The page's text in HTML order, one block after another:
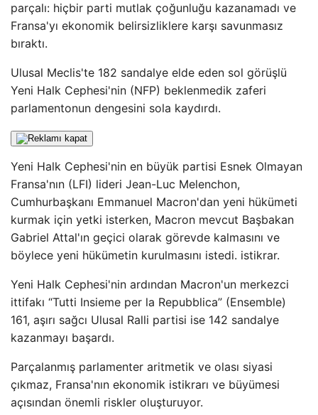
parçalı: hiçbir parti mutlak çoğunluğu kazanamadı ve
Fransa'yı ekonomik belirsizliklere karşı savunmasız
bıraktı.
Ulusal Meclis'te 182 sandalye elde eden sol görüşlü
Yeni Halk Cephesi'nin (NFP) beklenmedik zaferi
parlamentonun dengesini sola kaydırdı.
Yeni Halk Cephesi'nin en büyük partisi Esnek Olmayan
Fransa'nın (LFI) lideri Jean-Luc Melenchon,
Cumhurbaşkanı Emmanuel Macron'dan yeni hükümeti
kurmak için yetki isterken, Macron mevcut Başbakan
Gabriel Attal'ın geçici olarak görevde kalmasını ve
böylece yeni hükümetin kurulmasını istedi. istikrar.
Yeni Halk Cephesi'nin ardından Macron'un merkezci
ittifakı “Tutti Insieme per la Repubblica” (Ensemble)
161, aşırı sağcı Ulusal Ralli partisi ise 142 sandalye
kazanmayı başardı.
Parçalanmış parlamenter aritmetik ve olası siyasi
çıkmaz, Fransa'nın ekonomik istikrarı ve büyümesi
açısından önemli riskler oluşturuyor.